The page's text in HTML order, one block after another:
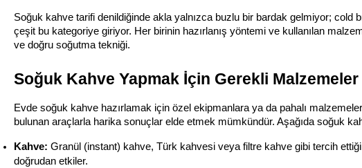
Soğuk kahve tarifi denildiğinde akla yalnızca buzlu bir bardak gelmiyor;
çeşit bu kategoriye giriyor. Her birinin hazırlanış yöntemi ve kullanılan
ve doğru soğutma tekniği.
Soğuk Kahve Yapmak İçin Gerekli Malzemeler
Evde soğuk kahve hazırlamak için özel ekipmanlara ya da pahalı
bulunan araçlarla harika sonuçlar elde etmek mümkündür. Aşağıda soğuk
Kahve: Granül (instant) kahve, Türk kahvesi veya filtre kahve gibi tercih
doğrudan etkiler.